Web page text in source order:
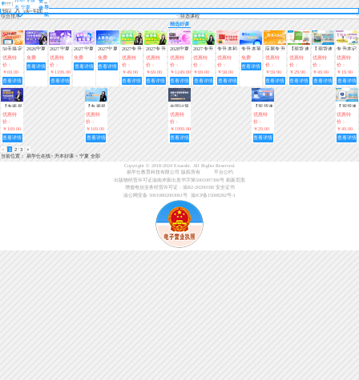
本 宁夏
登
录导
航
综合排序
筛选课程
精选好课
50天搞定
专升本英
语1000词
优惠特
价：
￥69.00
查看详情
2026宁夏
专升本考
情分析
+27备考
免费
查看详情
2027宁夏
专升本全
科畅学班
优惠特
价：
￥1199.00
查看详情
2027宁夏
专升本免
费体验课
免费
查看详情
2027宁夏
专升本入
学测试
免费
查看详情
2027专升
本春季
班-0基础
入门（语
文）【直
播课】
优惠特
价：
￥49.00
查看详情
2027专升
本春季
班-0基础
入门（英
语）【直
播+录
优惠特
价：
￥69.00
查看详情
2028宁夏
专升本全
科畅学班
优惠特
价：
￥1249.00
查看详情
2027专升
本春季
班-0基础
入门（数
学）【直
播+录
优惠特
价：
￥69.00
查看详情
专升本初
级入门英
语教材
优惠特
价：
￥58.00
查看详情
专升本英
语考纲词
汇
免费
查看详情
应届专升
本初级入
门（英
语）视频
+资料
优惠特
价：
￥59.90
查看详情
【现货速
发】全国
专升本英
语词汇一
本好词
优惠特
价：
￥29.90
查看详情
【现货速
发】专升
本考试英
语写作范
文指南
优惠特
价：
￥49.00
查看详情
专升本记
单词—
(趣味小
课堂)
优惠特
价：
￥19.90
查看详情
【专项提
分】专升
本英语阅
读专项训
练营
优惠特
价：
￥169.00
查看详情
【专项提
分】专升
本英语写
作专项课
英语作文
课
优惠特
价：
￥169.00
查看详情
全国计算
机等级考
试二级
（WPS
Office高
级应用）
优惠特
价：
￥1999.00
查看详情
【现货速
发】全国
护考护士
资格证考
试护考一
本好题
优惠特
价：
￥29.00
查看详情
【现货速
发】全国
护士资格
证考试辅
导用书护
考教材
优惠特
价：
￥49.00
查看详情
< 1 2 3
>
当前位置：易学仕在线> 升本好课 > 宁夏 全部
Copyright © 2018-2024 Exueshi. All Rights Reserved.
易学仕教育科技有限公司 版权所有
平台公约
出版物经营许可证渝南岸新出发书字第5001087306号
刷新页面
增值电信业务经营许可证：渝B2-20200188 安全证书
渝公网安备 50010802003061号
渝ICP备15008282号-1